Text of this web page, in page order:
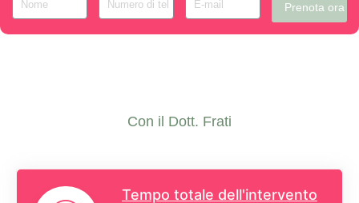
Prenota ora
Con il Dott. Frati
Tempo totale dell'intervento